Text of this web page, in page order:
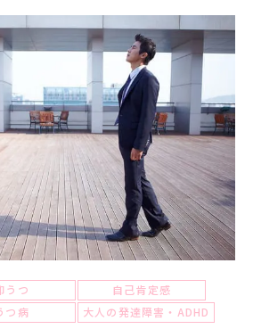
うつ
自己肯定感
つ病
大人の発達障害・ADHD